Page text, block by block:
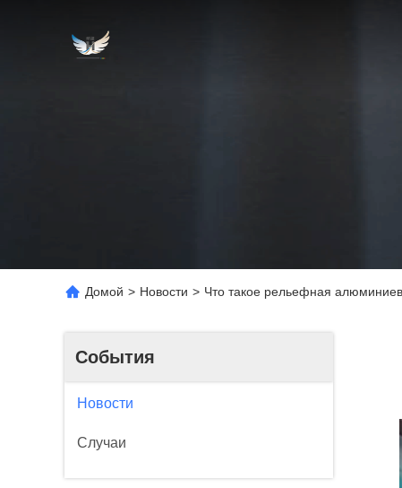
Домой > Новости > Что такое рельефная
События
Новости
Случаи